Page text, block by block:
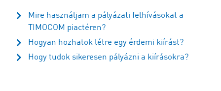
Mire használjam a pályázati felhívásokat a
TIMOCOM piactéren?
Hogyan hozhatok létre egy érdemi kiírást?
Hogy tudok sikeresen pályázni a kiírásokra?